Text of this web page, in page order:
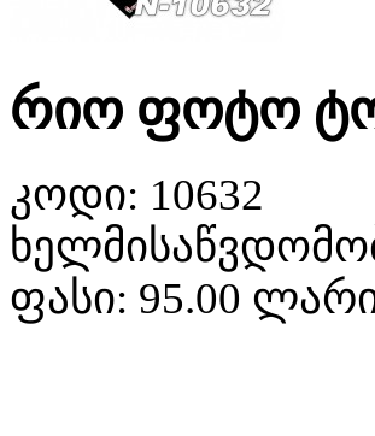
რიო ფოტო
კოდი: 10632
ფასი: 95.00